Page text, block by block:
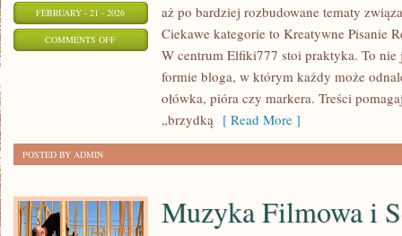
FEBRUARY - 21 - 2026
COMMENTS OFFON
aż po bardziej rozbudowane tematy
Ciekawe kategorie to Kreatywne Pisanie
W centrum Elfiki777 stoi praktyka. To
formie bloga, w którym każdy może
ołówka, pióra czy markera. Treści
„brzydką [ Read More ]
POSTED BY ADMIN
Muzyka Filmowa i